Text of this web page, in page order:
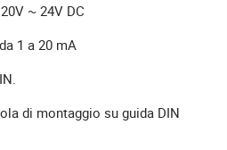
~ 24V DC
1 a 20 mA
di montaggio su guida DIN